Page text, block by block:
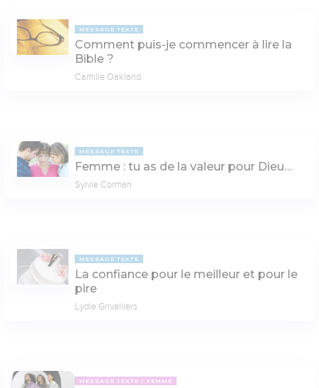
MESSAGE TEXTE
Comment puis-je commencer à lire la
Bible ?
Camille Oakland
MESSAGE TEXTE
Femme : tu as de la valeur pour Dieu…
Sylvie Corman
MESSAGE TEXTE
La confiance pour le meilleur et pour le
pire
Lydie Grivalliers
MESSAGE TEXTE FEMME